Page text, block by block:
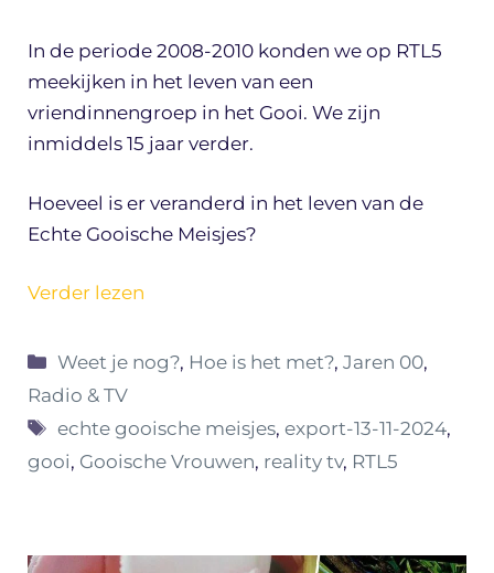
In de periode 2008-2010 konden we op RTL5
meekijken in het leven van een
vriendinnengroep in het Gooi. We zijn
inmiddels 15 jaar verder.
Hoeveel is er veranderd in het leven van de
Echte Gooische Meisjes?
Verder lezen
Categorieën
Weet je nog?, Hoe is het met?,Jaren 00,
Radio & TV
Tags
echte gooische meisjes,export-13-11-2024,
gooi, Gooische Vrouwen, reality tv, RTL5